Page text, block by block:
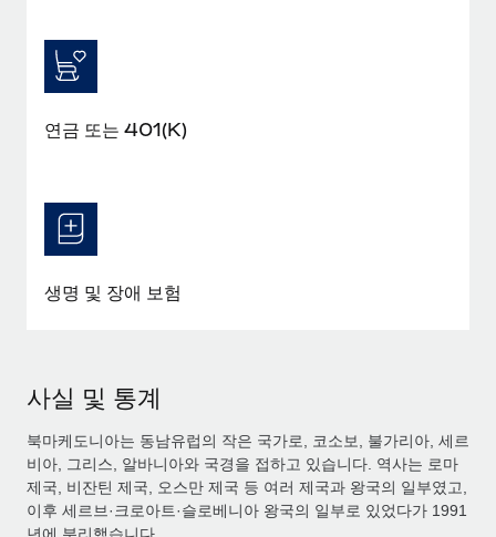
연금 또는 401(K)
생명 및 장애 보험
사실 및 통계
북마케도니아는 동남유럽의 작은 국가로, 코소보, 불가리아, 세르
비아, 그리스, 알바니아와 국경을 접하고 있습니다. 역사는 로마
제국, 비잔틴 제국, 오스만 제국 등 여러 제국과 왕국의 일부였고,
이후 세르브·크로아트·슬로베니아 왕국의 일부로 있었다가 1991
년에 분리했습니다.